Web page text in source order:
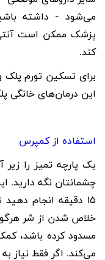
می‌شود - داشته
پزشک ممکن است
کند.
برای تسکین تورم
این درمان‌های خانگی
استفاده از کمپرس
یک پارچه تمیز را
چشمانتان نگه دارید.
۱۵ دقیقه انجام
خلاص شدن از شر
مسدود کرده باشد،
می‌کند. اگر فقط نیاز